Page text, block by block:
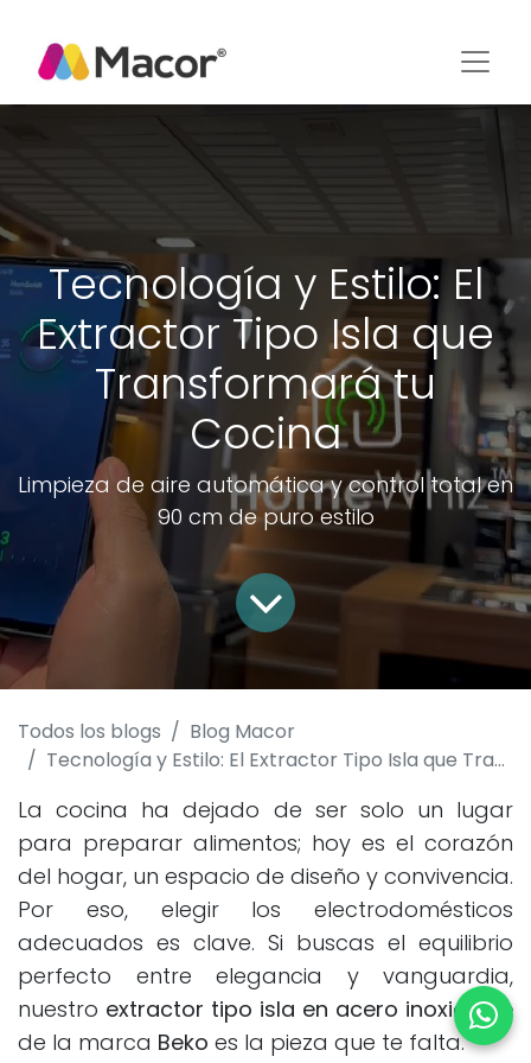
Tecnología y Estilo: El
Extractor Tipo Isla que
Transformará tu
Cocina
Limpieza de aire automática y control total en
90 cm de puro estilo
Todos los blogs
Blog Macor
Tecnología y Estilo: El Extractor Tipo Isla que Transformará tu Cocina
La cocina ha dejado de ser solo un lugar
para preparar alimentos; hoy es el corazón
del hogar, un espacio de diseño y convivencia.
Por eso, elegir los electrodomésticos
adecuados es clave. Si buscas el equilibrio
perfecto entre elegancia y vanguardia,
nuestro extractor tipo isla en acero inoxidable
de la marca Beko es la pieza que te falta.